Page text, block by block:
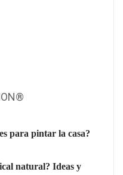
para pintar la casa?
natural? Ideas y